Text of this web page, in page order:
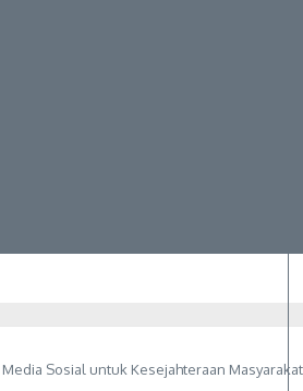
Sosial untuk Kesejahteraan